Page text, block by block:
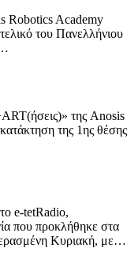
Robotics Academy
του Πανελλήνιου
της Anosis
της 1ης θέσης
e-tetRadio,
που προκλήθηκε στα
Κυριακή, με…